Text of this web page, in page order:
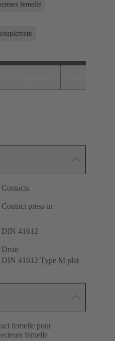
femelle
Contacts
Contact press-in
DIN 41612
Droit
DIN 41612 Type M plat
femelle pour
femelle